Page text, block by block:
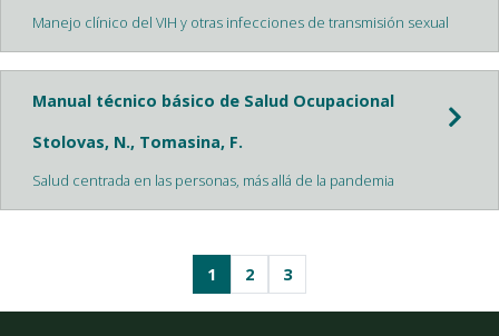
Manejo clínico del VIH y otras infecciones de transmisión sexual
Manual técnico básico de Salud Ocupacional
Stolovas, N., Tomasina, F.
Salud centrada en las personas, más allá de la pandemia
1 2 3